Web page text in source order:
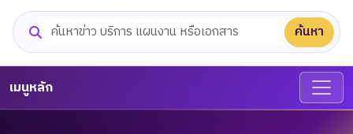
ค้นหาเว็บไซต์ ค้นหา
เมนูหลัก